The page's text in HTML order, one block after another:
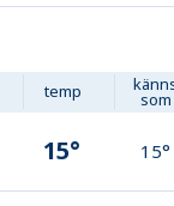
temp som
15° 15°